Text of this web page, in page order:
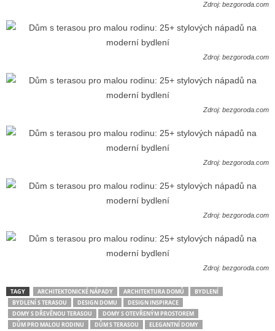
Zdroj: bezgoroda.com
Zdroj: bezgoroda.com
Zdroj: bezgoroda.com
Zdroj: bezgoroda.com
Zdroj: bezgoroda.com
Zdroj: bezgoroda.com
TAGY ARCHITEKTONICKÉ NÁPADY ARCHITEKTURA DOMŮ
BYDLENÍ
BYDLENÍ S TERASOU
DESIGN DOMU
DESIGN INSPIRACE
DOMY S DŘEVĚNOU TERASOU
DOMY S OTEVŘENÝM PROSTOREM
DŮM PRO MALOU RODINU
DŮM S TERASOU
ELEGANTNÍ DOMY